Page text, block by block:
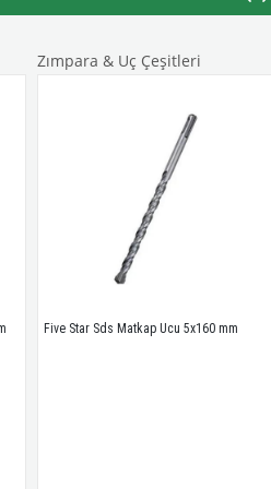
Zımpara & Uç Çeşitleri
Five Star Sds Matkap Ucu 5x160 mm